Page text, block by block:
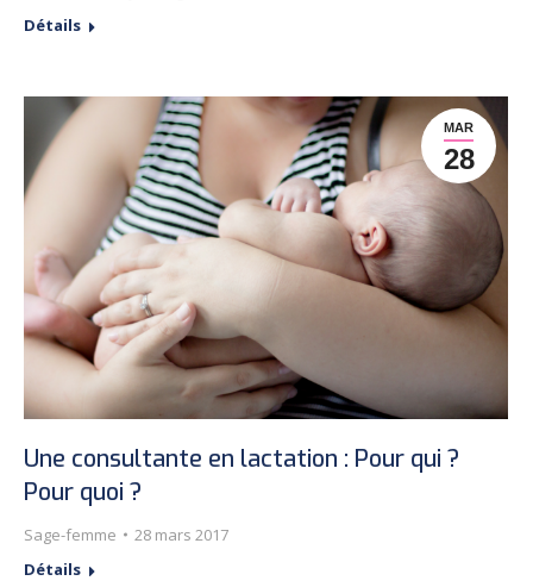
Détails
MAR
28
Une consultante en lactation : Pour qui ?
Pour quoi ?
Sage-femme
28 mars 2017
Détails